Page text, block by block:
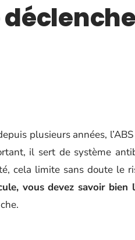
déclenche
plusieurs années,
il sert de système
cela limite sans doute le
vous devez savoir bien